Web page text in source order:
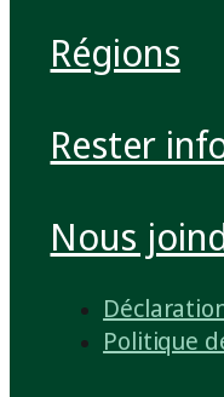
Régions
Rester
Nous
Politique